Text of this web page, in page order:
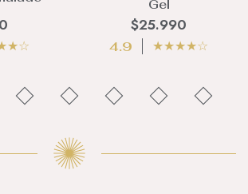
★☆
Gel
$25.990
4.9 ★★★★☆